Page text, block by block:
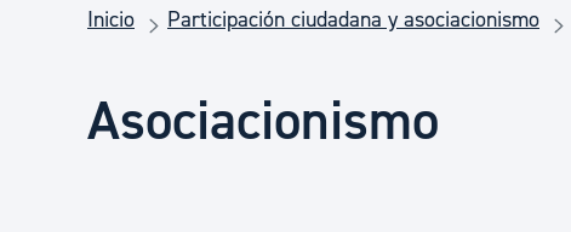
Seguridad ciudadana y emergencias
Salud Pública, animales y consumo
Inicio Participación ciudadana y asociacionismo
Asociacionismo